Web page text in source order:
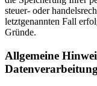
steuer- oder
letztgenannten Fall
Gründe.
Allgemeine